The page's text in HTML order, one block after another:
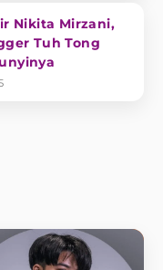
Nikita Mirzani,
Tuh Tong